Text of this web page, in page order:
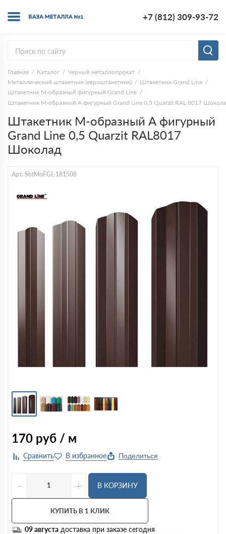
+7 (812) 309-93-72
Главная Каталог
Черный металлопрокат
Металлический штакетник (евроштакетник)
Штакетник Grand Line
Штакетник М-образный фигурный Grand Line
Штакетник М-образный А фигурный Grand Line 0,5 Quarzit RAL 8017
Штакетник М-образный А фигурный
Grand Line 0,5 Quarzit RAL8017
Шоколад
Арт. ShtMoFGL-181508
170 руб / м
Поделиться
- + В КОРЗИНУ
КУПИТЬ В 1 КЛИК
09 августа доставка при заказе сегодня